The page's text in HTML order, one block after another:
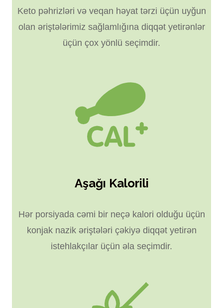
Keto pəhrizləri və veqan həyat tərzi üçün uyğun
olan əriştələrimiz sağlamlığına diqqət yetirənlər
üçün çox yönlü seçimdir.
Aşağı Kalorili
Hər porsiyada cəmi bir neçə kalori olduğu üçün
konjak nazik əriştələri çəkiyə diqqət yetirən
istehlakçılar üçün əla seçimdir.